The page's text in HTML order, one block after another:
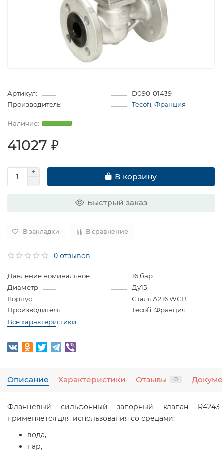
Артикул:
D090-01439
Производитель:
Tecofi, Франция
41027 ₽
В корзину
Быстрый заказ
В закладки В сравнение
0 отзывов
Давление номинальное
16 бар
Диаметр
Ду15
Корпус
Сталь A216 WCB
Производитель
Tecofi, Франция
Все характеристики
Описание Характеристики Отзывы 0
Фланцевый сильфонный запорный клапан
применяется для использования со средами:
вода,
пар,